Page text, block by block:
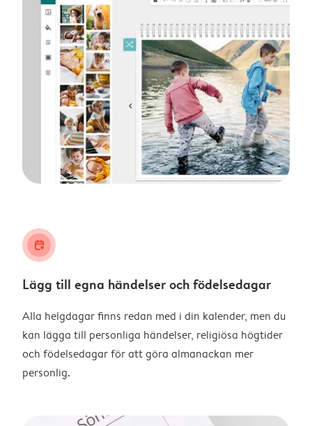
calendar_plus
Lägg till egna händelser och födelsedagar
Alla helgdagar finns redan med i din kalender, men du
kan lägga till personliga händelser, religiösa högtider
och födelsedagar för att göra almanackan mer
personlig.